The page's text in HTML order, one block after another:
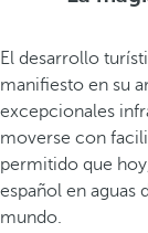
El desarrollo
manifiesto en su
excepcionales
moverse con
permitido que
español en aguas
mundo.